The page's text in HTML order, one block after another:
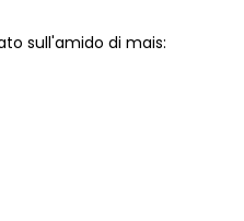
sull'amido di mais: